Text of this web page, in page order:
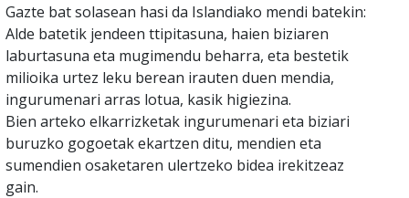
Gazte bat solasean hasi da Islandiako mendi batekin:
Alde batetik jendeen ttipitasuna, haien biziaren
laburtasuna eta mugimendu beharra, eta bestetik
milioika urtez leku berean irauten duen mendia,
ingurumenari arras lotua, kasik higiezina.
Bien arteko elkarrizketak ingurumenari eta biziari
buruzko gogoetak ekartzen ditu, mendien eta
sumendien osaketaren ulertzeko bidea irekitzeaz
gain.